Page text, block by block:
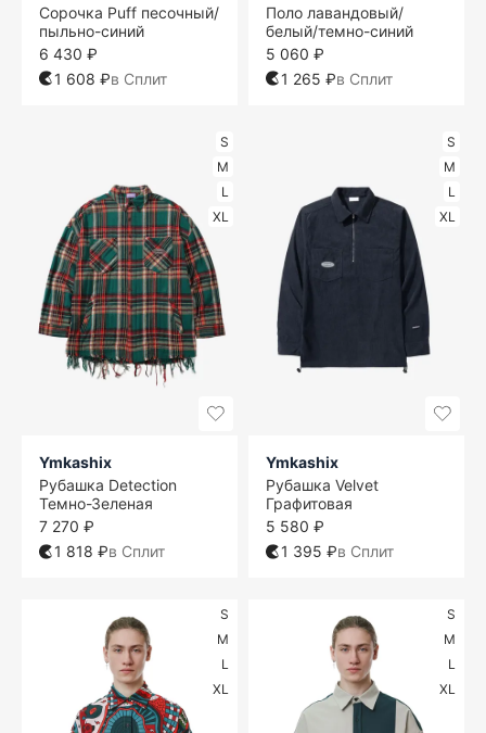
Сорочка Puff песочный/
пыльно-синий
6 430 ₽
1 608 ₽в Сплит
Поло лавандовый/
белый/темно-синий
5 060 ₽
1 265 ₽в Сплит
S
M
L
XL
Ymkashix
Рубашка Detection
Темно-Зеленая
7 270 ₽
1 818 ₽в Сплит
S
M
L
XL
Ymkashix
Рубашка Velvet
Графитовая
5 580 ₽
1 395 ₽в Сплит
S
M
L
XL
S
M
L
XL